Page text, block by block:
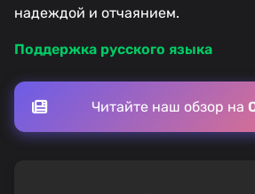
надеждой и отчаянием.
Поддержка русского языка
Читайте наш обзор на